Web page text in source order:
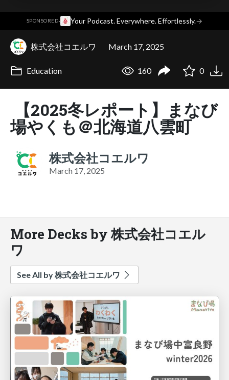
SPONSORED· Your Podcast. Everywhere. Effortlessly.→
株式会社コエルワ March 17, 2025
Education 160 0
【2025冬レポート】まなび
場やくも＠北海道八雲町
株式会社コエルワ
March 17, 2025
More Decks by 株式会社コエル
ワ
See All by 株式会社コエルワ